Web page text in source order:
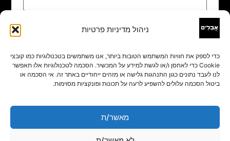
ניהול מדיניות פרטיות
כדי לספק את חוויות המשתמש הטובות ביותר, אנו משתמשים בטכנולוגיות כמו קובצי
Cookie כדי לאחסן ו/או לגשת למידע על המכשיר. הסכמה לטכנולוגיות אלו תאפשר
לנו לעבד נתונים כגון התנהגות גלישה או מזהים ייחודיים באתר זה. אי הסכמה או
ביטול הסכמה עלולים להשפיע לרעה על תכונות ופונקציות מסוימות.
מאשר/ת
שם
אימייל*